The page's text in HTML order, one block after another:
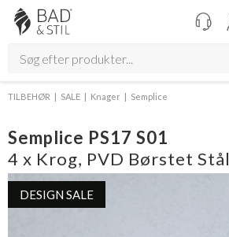
TILBEHØR SALE Knager Semplice
Semplice PS17 S01
4 x Krog, PVD Børstet Stål
DESIGN SALE